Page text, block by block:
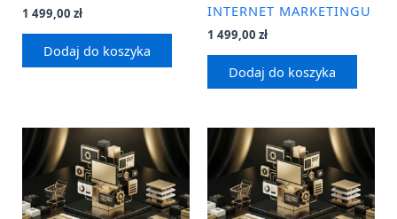
1 499,00 zł
Dodaj do koszyka
INTERNET MARKETINGU
1 499,00 zł
Dodaj do koszyka